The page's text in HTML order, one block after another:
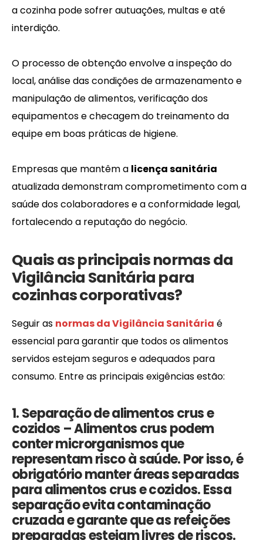
a cozinha pode sofrer autuações, multas e até
interdição.
O processo de obtenção envolve a inspeção do
local, análise das condições de armazenamento e
manipulação de alimentos, verificação dos
equipamentos e checagem do treinamento da
equipe em boas práticas de higiene.
Empresas que mantêm a licença sanitária
atualizada demonstram comprometimento com a
saúde dos colaboradores e a conformidade legal,
fortalecendo a reputação do negócio.
Quais as principais normas da
Vigilância Sanitária para
cozinhas corporativas?
Seguir as normas da Vigilância Sanitária é
essencial para garantir que todos os alimentos
servidos estejam seguros e adequados para
consumo. Entre as principais exigências estão:
1. Separação de alimentos crus e
cozidos –Alimentos crus podem
conter microrganismos que
representam risco à saúde. Por isso, é
obrigatório manter áreas separadas
para alimentos crus e cozidos. Essa
separação evitacontaminação
cruzadae garante que as refeições
preparadas estejam livres de riscos.